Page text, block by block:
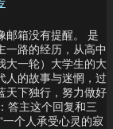
邮箱没有提醒。 是
一路的经历，从高中
大一轮）大学生的大
人的故事与迷惘，过
天下独行，努力做好
答主这个回复和三
个人承受心灵的寂